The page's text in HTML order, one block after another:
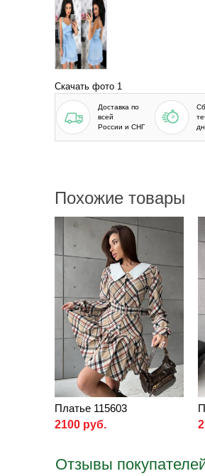
Скачать фото 1
Доставка по
всей
России и СНГ
Похожие товары
Платье 115603
2100 руб.
Отзывы